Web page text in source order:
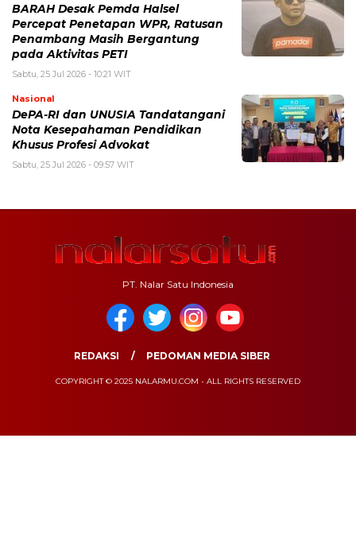
BARAH Desak Pemda Halsel
Percepat Penetapan WPR, Ratusan
Penambang Masih Bergantung
pada Aktivitas PETI
Sabtu, 25 Jul 2026 - 10:21 WIT
Nasional
DePA-RI dan UNUSIA Tandatangani
Nota Kesepahaman Pendidikan
Khusus Profesi Advokat
Sabtu, 25 Jul 2026 - 09:57 WIT
PT. Nalar Satu Indonesia
REDAKSI PEDOMAN MEDIA SIBER
COPYRIGHT © 2025 NALARMU.COM - ALL RIGHTS RESERVED